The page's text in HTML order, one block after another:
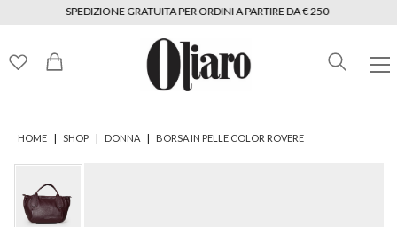
SPEDIZIONE GRATUITA PER ORDINI A PARTIRE DA € 250
HOME | SHOP | DONNA | BORSA IN PELLE COLOR ROVERE